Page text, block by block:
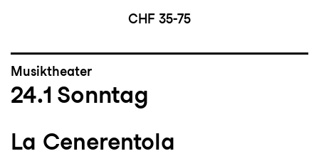
CHF 35-75
Musiktheater
24.1 Sonntag
La Cenerentola